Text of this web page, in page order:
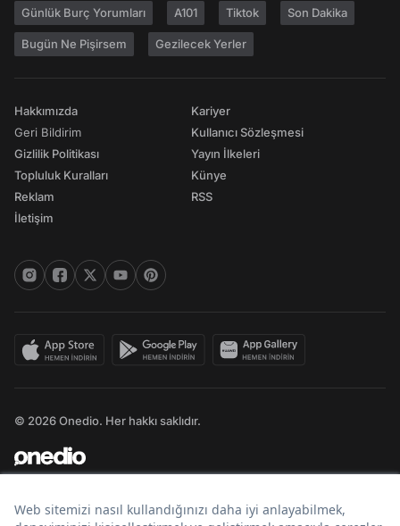
Günlük Burç Yorumları A101 Tiktok Son Dakika
Bugün Ne Pişirsem Gezilecek Yerler
Hakkımızda
Geri Bildirim
Gizlilik Politikası
Topluluk Kuralları
Reklam
İletişim
Kariyer
Kullanıcı Sözleşmesi
Yayın İlkeleri
Künye
RSS
© 2026 Onedio. Her hakkı saklıdır.
Bir markasıdır.